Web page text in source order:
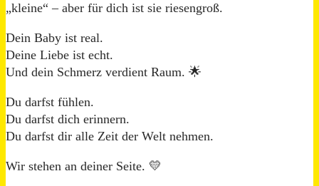
„kleine“ – aber für dich ist sie riesengroß.
Dein Baby ist real.
Deine Liebe ist echt.
Und dein Schmerz verdient Raum. 🌟
Du darfst fühlen.
Du darfst dich erinnern.
Du darfst dir alle Zeit der Welt nehmen.
Wir stehen an deiner Seite. 💛